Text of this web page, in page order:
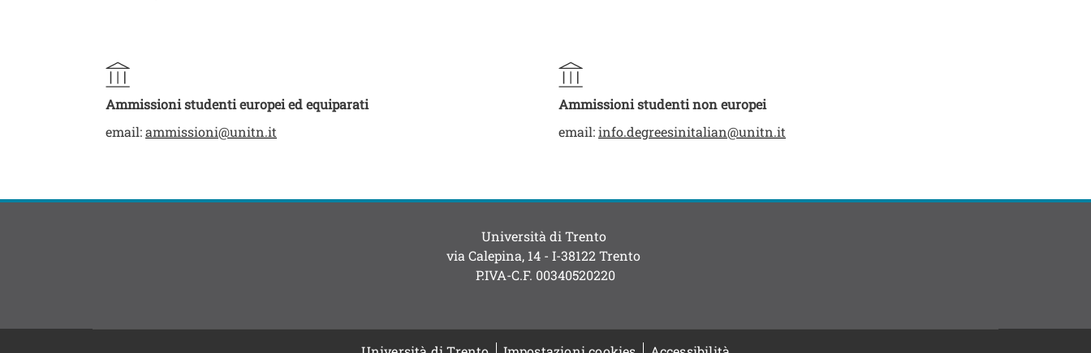
Ammissioni studenti europei ed equiparati
email:ammissioni@unitn.it
Ammissioni studenti non europei
email:info.degreesinitalian@unitn.it
Università di Trento
via Calepina, 14 - I-38122 Trento
P.IVA-C.F. 003​40520220